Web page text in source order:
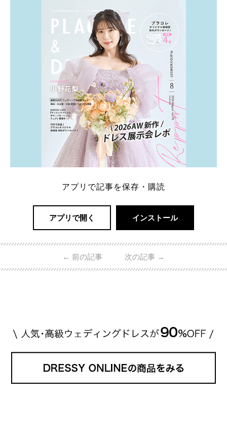
eck！ 婚約指輪にTiffanyを着用された 小栗旬さんと
山田優さん。 結婚指輪は、ブシュロン（ […]
読む
アプリで記事を保存・購読
アプリで開く インストール
← 前の記事 次の記事 →